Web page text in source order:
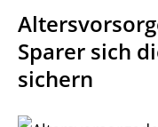
Sparer sich
sichern